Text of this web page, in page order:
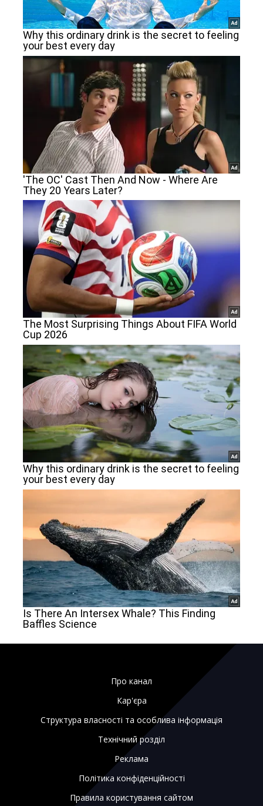
Про канал
Кар'єра
Структура власності та особлива інформація
Технічний розділ
Реклама
Політика конфіденційності
Правила користування сайтом